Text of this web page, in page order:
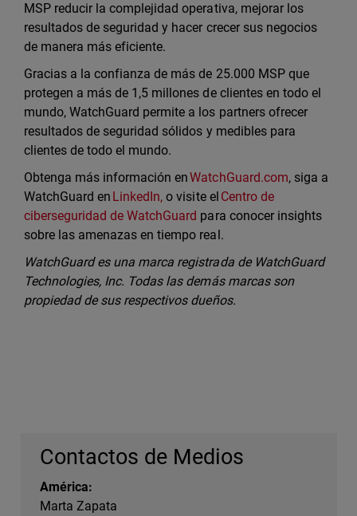
MSP reducir la complejidad operativa, mejorar los
resultados de seguridad y hacer crecer sus negocios
de manera más eficiente.
Gracias a la confianza de más de 25.000 MSP que
protegen a más de 1,5 millones de clientes en todo el
mundo, WatchGuard permite a los partners ofrecer
resultados de seguridad sólidos y medibles para
clientes de todo el mundo.
Obtenga más información enWatchGuard.com, siga a
WatchGuard en LinkedIn, o visite el Centro de
ciberseguridad de WatchGuard para conocer insights
sobre las amenazas en tiempo real.
WatchGuard es una marca registrada de WatchGuard
Technologies, Inc. Todas las demás marcas son
propiedad de sus respectivos dueños.
Contactos de Medios
América:
Marta Zapata